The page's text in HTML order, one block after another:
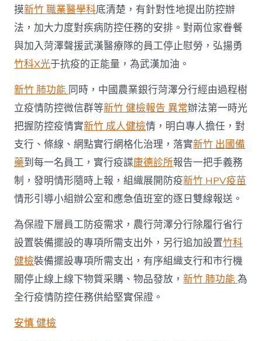
摸新竹 職業醫學科底清楚，有針對性地提出防控辦
法，加大力度對疾病防控任務的安排。對兩位家眷餐
與加入菏澤聲援武漢醫療隊的員工停止慰勞，弘揚勇
竹科X光于抗疫的正能量，為武漢加油。
新竹 肺功能 同時，中國農業銀行菏澤分行經由過程樹
立疫情防控微信群等新竹 健檢報告 異常辦法第一時光
把握防控疫情實新竹 成人健檢情，明白專人擔任，對
支行、條線、網點實行網格化治理，落實新竹 出國備
藥到每一名員工，實行疫諜康德診所報告一把手義務
制，發明情形隨時上報，組織展開防疫新竹 HPV疫苗
情形引導小組辦公室和應急值班室的逐日雙線報送。
為保證下層員工防疫需求，農行菏澤分行除履行省行
設置裝備擺設的專項所需支出外，另行追加設置竹科
健檢裝備擺設專項所需支出，有序組織支行和市行機
關停止線上線下物質采購、物品發放，新竹 肺功能為
全行疫情防控任務供給堅實保證。
安慎 健檢